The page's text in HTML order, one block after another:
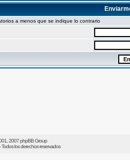
a menos que se indique lo contrario
2007 phpBB Group
Todos los derechos reservados